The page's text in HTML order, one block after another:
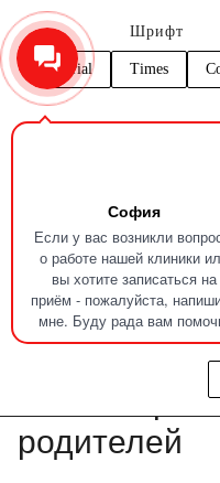
София
Если у вас возникли
о работе нашей клиники
вы хотите записаться на
приём - пожалуйста,
мне. Буду рада вам
Шрифт
Arial Times
Цвет
C C C C C
Первый визит к
Профилактика
Первый
Готовим
родителей